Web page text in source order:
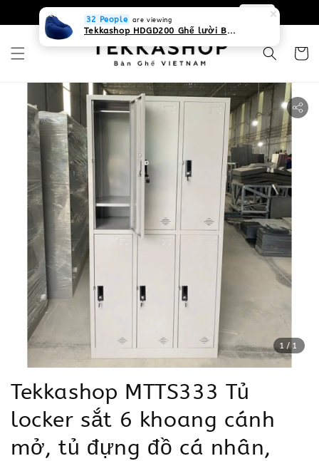
0931268840 Liên hệ với chúng tôi
1 /1
Tekkashop MTTS333 Tủ
locker sắt 6 khoang cánh
mở, tủ đựng đồ cá nhân,
32 People are viewing
Tekkashop HDGD200 Ghế lười Beanbag form truyền thống, chất liệu Olefin canvas kháng nước, màu xanh biển, có thể sử dụng trong nhà và cả ngoài trời, có quai xách